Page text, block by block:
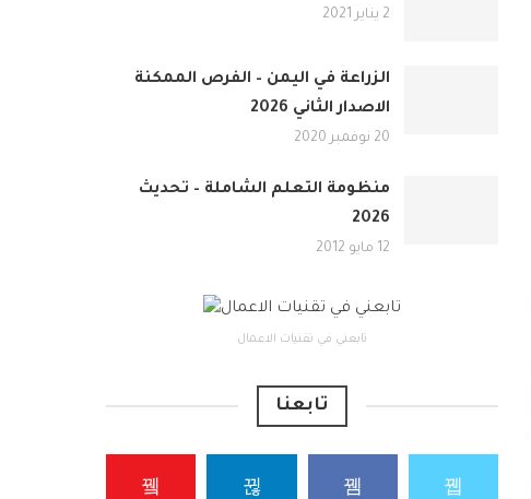
2 يناير 2021
الزراعة في اليمن – الفرص الممكنة
الاصدار الثاني 2026
20 نوفمبر 2020
منظومة التعلم الشاملة – تحديث
2026
12 مايو 2012
تابعني في تقنيات الاعمال
تابعنا